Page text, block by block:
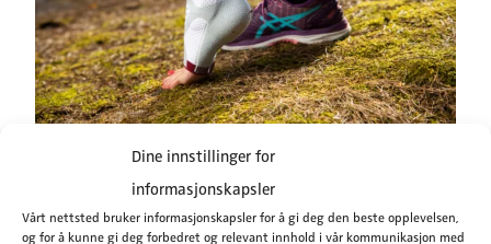
Dine innstillinger for
informasjonskapsler
Vårt nettsted bruker informasjonskapsler for å gi deg den beste opplevelsen,
og for å kunne gi deg forbedret og relevant innhold i vår kommunikasjon med
Actimove ortoser